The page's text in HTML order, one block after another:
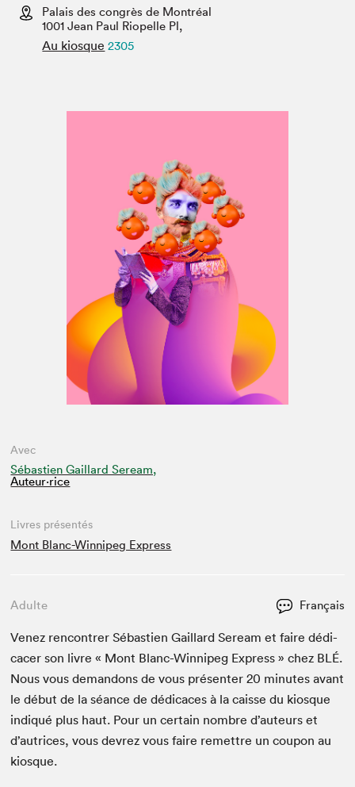
Espace médias
Palais des congrès de Montréal
1001 Jean Paul Riopelle Pl,
Au kiosque 2305
Avec
Sébastien Gaillard Seream,
Auteur·rice
Livres présentés
Mont Blanc-Winnipeg Express
Adulte Français
Venez ren­con­tr­er Sébastien Gail­lard Seream et faire dédi­
cac­er son livre « Mont Blanc-Win­nipeg Express » chez BLÉ.
Nous vous deman­dons de vous présen­ter20 min­utes avant
le début de la séance de dédi­caces à la caisse du kiosque
indiqué plus haut. Pour un cer­tain nom­bre d’auteurs et
d’autrices, vous devrez vous faire remet­tre un coupon au
kiosque.